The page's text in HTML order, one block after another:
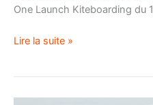
One Launch Kiteboarding du
Lire la suite »